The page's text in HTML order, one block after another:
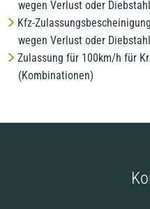
wegen Verlust oder Diebstahl
Kfz-
wegen Verlust oder Diebstahl
Zulassung für 100km/h für
(Kombinationen)